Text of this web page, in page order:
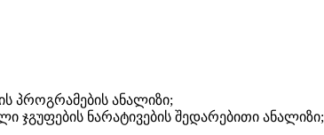
პროგრამების ანალიზი;
ჯგუფების ნარატივების შედარებითი ანალიზი;